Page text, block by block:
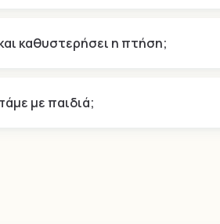
και καθυστερήσει η πτήση;
με παιδιά;